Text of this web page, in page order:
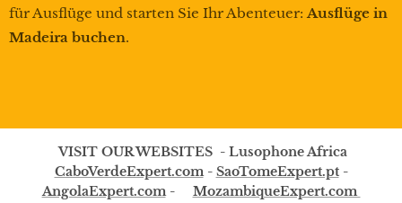
für Ausflüge und starten Sie Ihr Abenteuer: Ausflüge in
Madeira buchen.
VISIT OUR WEBSITES - Lusophone Africa
CaboVerdeExpert.com- SaoTomeExpert.pt-
AngolaExpert.com- MozambiqueExpert.com